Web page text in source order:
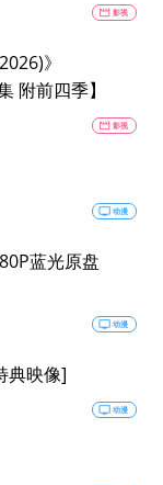
movie 影视
》
附前四季】
movie 影视
tv 动漫
蓝光原盘
tv 动漫
典映像]
tv 动漫